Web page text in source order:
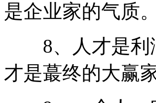
是企业家的气质。
8、人才是利
才是蕞终的大赢家